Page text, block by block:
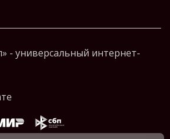
- универсальный интернет-